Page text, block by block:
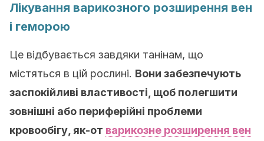
Лікування варикозного розширення вен
і геморою
Це відбувається завдяки танінам, що
містяться в цій рослині. Вони забезпечують
заспокійливі властивості, щоб полегшити
зовнішні або периферійні проблеми
кровообігу, як-от варикозне розширення вен